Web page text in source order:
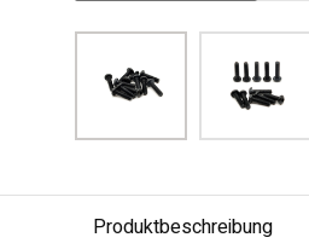
Produktbeschreibung